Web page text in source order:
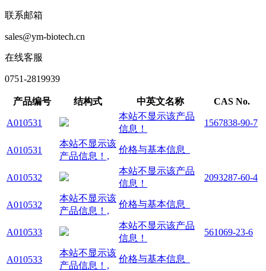
联系邮箱
sales@ym-biotech.cn
在线客服
0751-2819939
产品编号 结构式 中英文名称 CAS No.
A010531
本站不显示该产品
信息！
1567838-90-7
A010531
本站不显示该
产品信息！,
价格与基本信息
A010532
本站不显示该产品
信息！
2093287-60-4
A010532
本站不显示该
产品信息！,
价格与基本信息
A010533
本站不显示该产品
信息！
561069-23-6
A010533
本站不显示该
产品信息！,
价格与基本信息